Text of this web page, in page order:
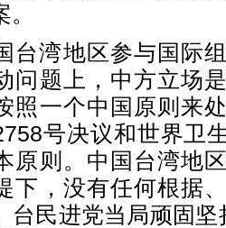
台湾地区参与国际
问题上，中方立场
照一个中国原则来
号决议和世界卫
原则。中国台湾地
下，没有任何根据
台民进党当局顽固坚